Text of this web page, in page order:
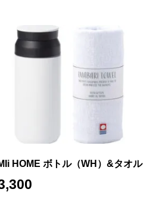
HOME ボトル（WH）&タオル